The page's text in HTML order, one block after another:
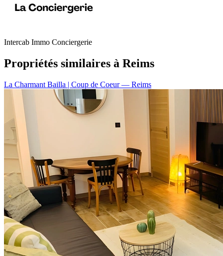
Intercab Immo Conciergerie
Propriétés similaires à Reims
La Charmant Bailla | Coup de Coeur— Reims